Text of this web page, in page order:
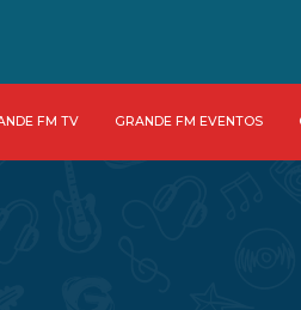
FM TV GRANDE FM EVENTOS